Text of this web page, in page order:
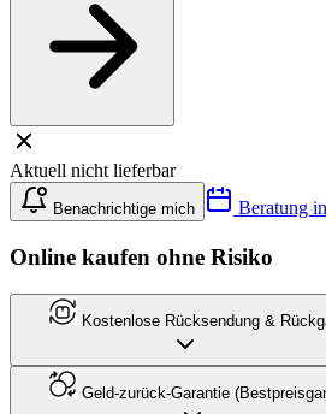
Aktuell nicht lieferbar
Benachrichtige mich Beratung
Online kaufen ohne Risiko
Kostenlose Rücksendung &
Geld-zurück-Garantie